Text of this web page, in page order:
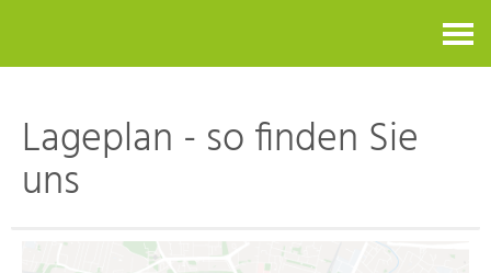
Lageplan - so finden Sie
uns